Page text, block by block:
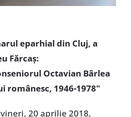
eparhial din Cluj, a
Fărcaș:
Octavian Bârlea
românesc, 1946-1978"
20 aprilie 2018,